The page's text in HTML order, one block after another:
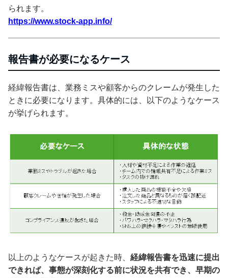
られます。
https://www.stock-app.info/
報告書が必要になるケース
経緯報告書は、業務ミスや顧客からのクレームが発生した
ときに必要になります。具体的には、以下のようなケース
が挙げられます。
以上のようなケースが起きた時、 経緯報告書を迅速に提出
できれば、事態が深刻化する前に状況を共有でき、早期の